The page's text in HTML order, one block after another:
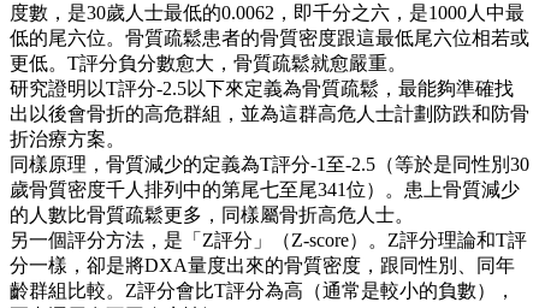
度數，是30歲人士最低的0.0062，即千分之六，是1000人中最
低的尾六位。骨質疏鬆患者的骨質密度跟這最低尾六位相若或
更低。T評分負分數愈大，骨質疏鬆就愈嚴重。
研究證明以T評分-2.5以下來定義為骨質疏鬆，最能夠準確找
出以後會骨折的高危群組，並為這群高危人士計劃防跌和防骨
折治療方案。
同樣原理，骨質減少的定義為T評分-1至-2.5（等於是同性別30
歲骨質密度千人排列中的第尾七至尾341位）。患上骨質減少
的人數比骨質疏鬆更多，同樣屬骨折高危人士。
另一個評分方法，是「Z評分」（Z-score）。Z評分理論和T評
分一樣，卻是將DXA量度出來的骨質密度，跟同性別、同年
齡群組比較。Z評分會比T評分為高（通常是較小的負數），